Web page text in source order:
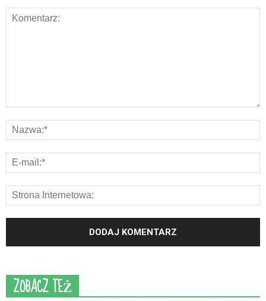
ZOBACZ TEŻ